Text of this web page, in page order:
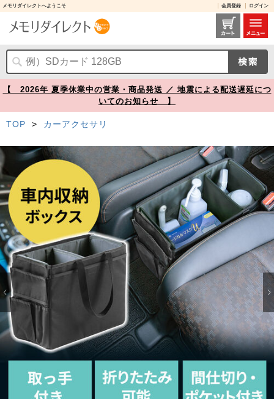
メモリダイレクトへようこそ 会員登録 ログイン
コンソールボックス ウォークスルーボックス 車用ボックス 車用アクセサリ 収納ボックス 折りたたみ 取っ手付き【メモリダイレクト】
【 2026年 夏季休業中の営業・商品発送 ／ 地震による配送遅延につ
いてのお知らせ 】
TOP > カーアクセサリ
Prev